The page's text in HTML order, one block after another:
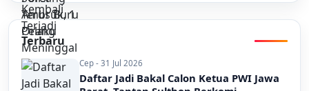
Terbaru
Cep - 31 Jul 2026
Daftar Jadi Bakal Calon Ketua PWI Jawa